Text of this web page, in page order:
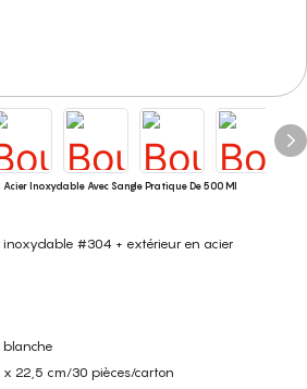
Inoxydable Avec Sangle Pratique De 500 Ml
#304 + extérieur en acier
blanche
x 22,5 cm/30 pièces/carton